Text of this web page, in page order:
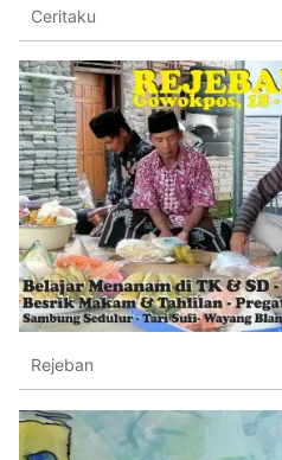
Ceritaku
Rejeban